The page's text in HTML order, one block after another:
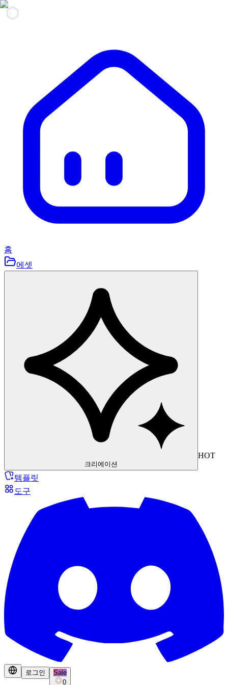
홈
에셋
크리에이션
HOT
템플릿
도구
로그인
Sale
0